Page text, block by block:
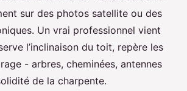
sur des photos satellite ou des
Un vrai professionnel vient
l’inclinaison du toit, repère les
- arbres, cheminées, antennes
de la charpente.